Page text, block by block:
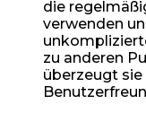
die
verwenden
zu anderen
überzeugt sie